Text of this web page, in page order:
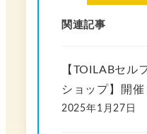
関連記事
【TOILABセル
ショップ】開
2025年1月27日